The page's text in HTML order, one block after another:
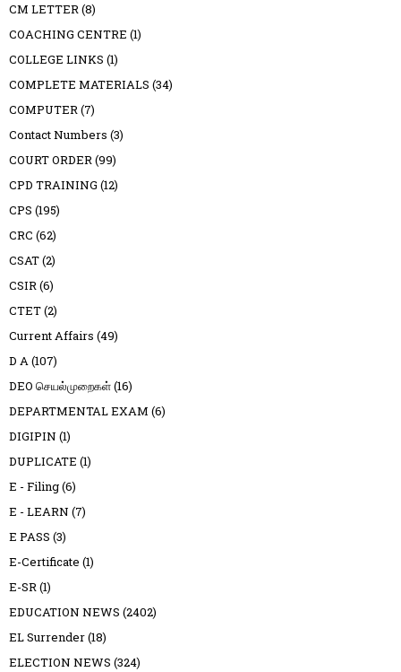
CM LETTER(8)
COACHING CENTRE (1)
COLLEGE LINKS (1)
COMPLETE MATERIALS (34)
COMPUTER(7)
Contact Numbers (3)
COURT ORDER(99)
CPD TRAINING (12)
CPS (195)
CRC (62)
CSAT(2)
CSIR(6)
CTET(2)
Current Affairs (49)
D A(107)
DEO செயல்முறைகள்(16)
DEPARTMENTAL EXAM (6)
DIGIPIN (1)
DUPLICATE (1)
E - Filing(6)
E - LEARN (7)
E PASS (3)
E-Certificate (1)
E-SR(1)
EDUCATION NEWS (2402)
EL Surrender(18)
ELECTION NEWS (324)